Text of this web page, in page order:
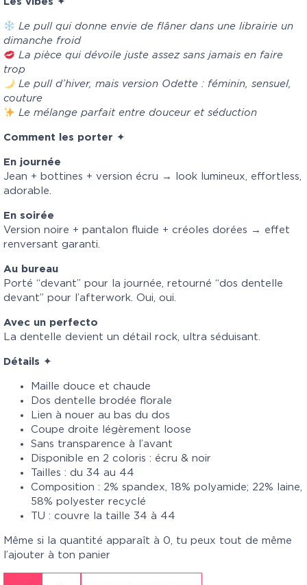
Le pull qui donne envie de flâner dans une librairie un
dimanche froid
La pièce qui dévoile juste assez sans jamais en faire
trop
Le pull d’hiver, mais version Odette : féminin, sensuel,
couture
Le mélange parfait entre douceur et séduction
Comment les porter ✦
En journée
Jean + bottines + version écru → look lumineux, effortless,
adorable.
En soirée
Version noire + pantalon fluide + créoles dorées → effet
renversant garanti.
Au bureau
Porté “devant” pour la journée, retourné “dos dentelle
devant” pour l’afterwork. Oui, oui.
Avec un perfecto
La dentelle devient un détail rock, ultra séduisant.
Détails ✦
Maille douce et chaude
Dos dentelle brodée florale
Lien à nouer au bas du dos
Coupe droite légèrement loose
Sans transparence à l’avant
Disponible en 2 coloris : écru & noir
Tailles : du 34 au 44
Composition : 2% spandex, 18% polyamide; 22% laine,
58% polyester recyclé
TU : couvre la taille 34 à 44
Même si la quantité apparaît à 0, tu peux tout de même
l’ajouter à ton panier